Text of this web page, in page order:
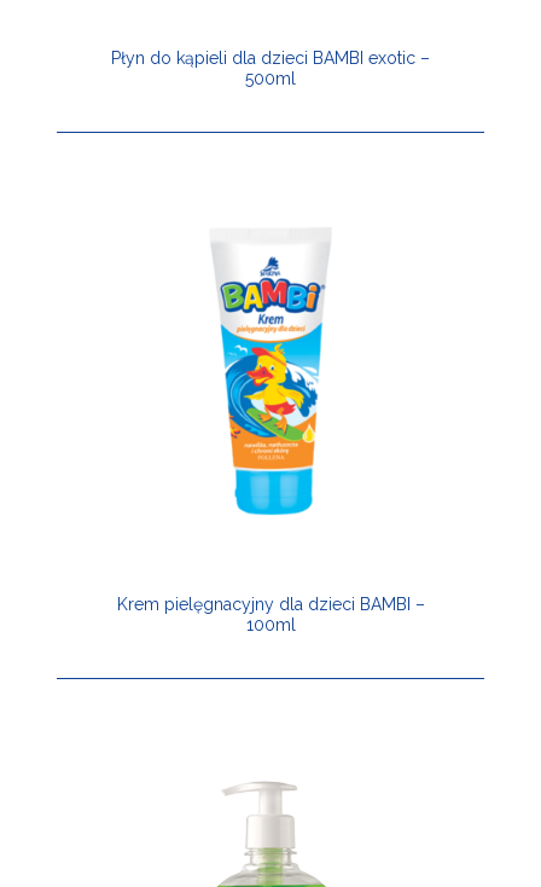
Płyn do kąpieli dla dzieci BAMBI exotic –
500ml
Krem pielęgnacyjny dla dzieci BAMBI –
100ml